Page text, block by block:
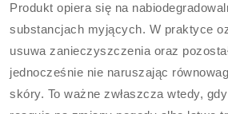
Produkt opiera się na
substancjach myjących. W praktyce
usuwa zanieczyszczenia oraz
jednocześnie nie naruszając
skóry. To ważne zwłaszcza wtedy,